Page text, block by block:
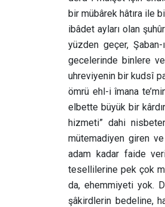
bir mübârek hâtıra ile
ibâdet ayları olan
yüzden geçer,
gecelerinde binlere
uhreviyenin bir kudsî
ömrü ehl-i îmana
elbette büyük bir
hizmeti” dahi
mütemadiyen giren ve
adam kadar faide
tesellilerine pek çok
da, ehemmiyeti yok.
şâkirdlerin bedeline,